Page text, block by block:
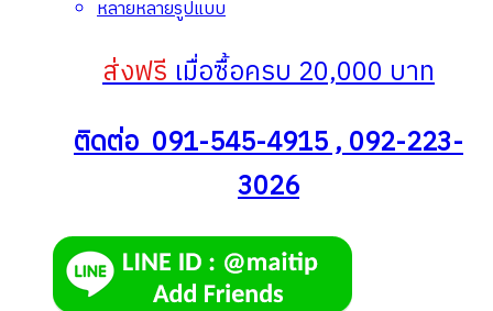
หลายหลายรูปแบบ
ส่งฟรีเมื่อซื้อครบ 20,000 บาท
ติดต่อ 091-545-4915 , 092-223-
3026